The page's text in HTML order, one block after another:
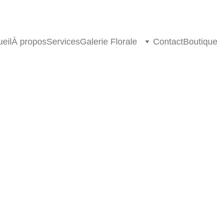
À proposServicesGalerie Florale ContactBoutique